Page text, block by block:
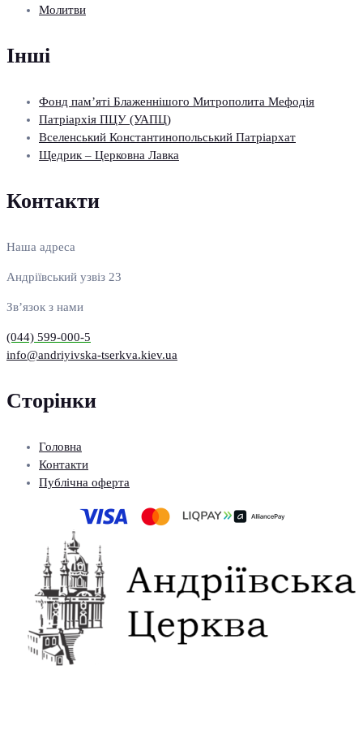
Молитви
Інші
Фонд пам’яті Блаженнішого Митрополита Мефодія
Патріархія ПЦУ (УАПЦ)
Вселенський Константинопольський Патріархат
Щедрик – Церковна Лавка
Контакти
Наша адреса
Андріївський узвіз 23
Зв’язок з нами
(044) 599-000-5
info@andriyivska-tserkva.kiev.ua
Сторінки
Головна
Контакти
Публічна оферта